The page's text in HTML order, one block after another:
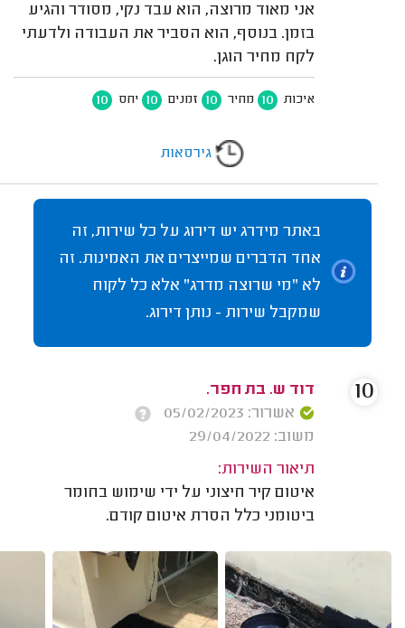
אני מאוד מרוצה, הוא עבד נקי, מסודר והגיע
בזמן. בנוסף, הוא הסביר את העבודה ולדעתי
לקח מחיר הוגן.
איכות 10 מחיר 10 זמנים 10 יחס 10
גירסאות
באתר מידרג יש דירוג על כל שירות, זה
אחד הדברים שמייצרים את האמינות. זה
לא "מי שרוצה מדרג" אלא כל לקוח
שמקבל שירות - נותן דירוג.
דוד ש. בת חפר.
אשרור: 05/02/2023
משוב: 29/04/2022
תיאור השירות:
איטום קיר חיצוני על ידי שימוש בחומר
ביטומני כלל הסרת איטום קודם.
10